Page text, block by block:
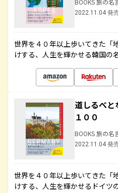
BOOKS 旅の名
2022.11.04 発
世界を４０年以上歩いてきた「
けする、人生を輝かせる韓国の
道しるべ
１００
BOOKS 旅の名
2022.11.04 発
世界を４０年以上歩いてきた「
けする、人生を輝かせるドイツ